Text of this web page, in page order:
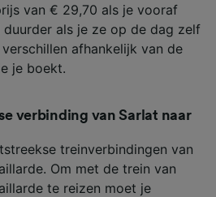
van € 29,70 als je vooraf
als je ze op de dag zelf
afhankelijk van de
je boekt.
verbinding van Sarlat naar
treinverbindingen van
Om met de trein van
te reizen moet je